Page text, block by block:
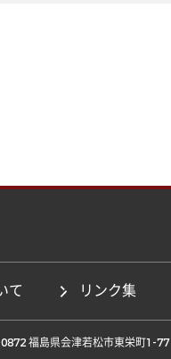
て リンク集
福島県会津若松市東栄町1-77